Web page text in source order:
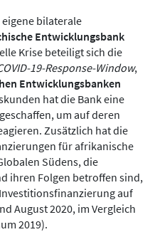
bilaterale
Entwicklungsbank
Krise beteiligt sich die
19-Response-Window,
Entwicklungsbanken
hat die Bank eine
um auf deren
Zusätzlich hat die
für afrikanische
Südens, die
ihren Folgen betroffen sind,
auf
August 2020, im Vergleich
2019).